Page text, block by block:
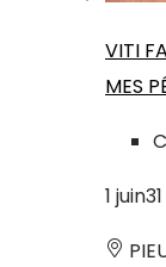
VITI
MES
1 juin31